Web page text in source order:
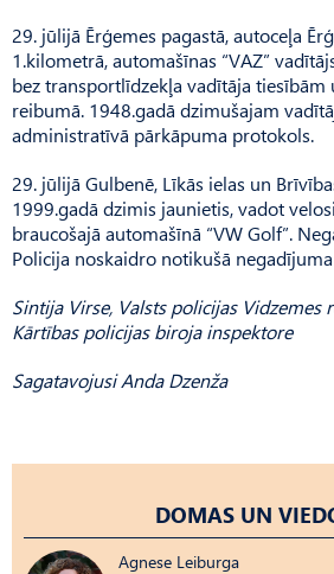
29. jūlijā Ērģemes pagastā, autoceļa
1.kilometrā, automašīnas “VAZ”
bez transportlīdzekļa vadītāja
reibumā. 1948.gadā dzimušajam
administratīvā pārkāpuma protokols.
29. jūlijā Gulbenē, Līkās ielas un
1999.gadā dzimis jaunietis, vadot
braucošajā automašīnā “VW Golf”.
Policija noskaidro notikušā
Sintija Virse, Valsts policijas Vidzemes
Kārtības policijas biroja inspektore
Sagatavojusi Anda Dzenža
DOMAS UN
Agnese Leiburga